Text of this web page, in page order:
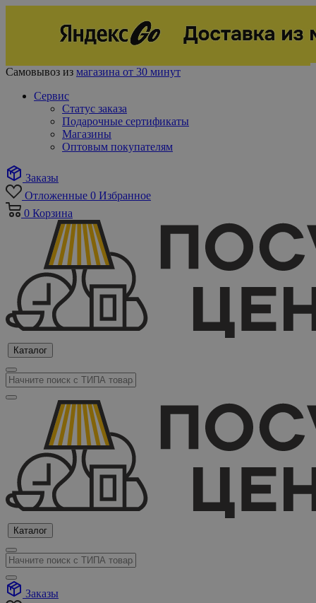
Самовывоз из магазина от 30 минут
Сервис
Статус заказа
Подарочные сертификаты
Магазины
Оптовым покупателям
Заказы
Отложенные 0 Избранное
0 Корзина
Каталог
Каталог
Заказы